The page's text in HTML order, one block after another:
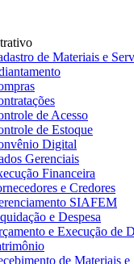
de Materiais e
de Acesso
de Estoque
Digital
Gerenciais
Financeira
e Credores
SIAFEM
e Despesa
e Execução de
de Materiais e